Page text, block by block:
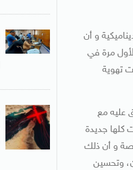
ذات تهوية ديناميكية و أن
للركاب لأول مرة في
و500 عربة درجة ثالثة ذات تهوية
الشهري المتفق عليه مع
من جرارات وعربات كلها جديدة
و أن ذلك
وتحسين